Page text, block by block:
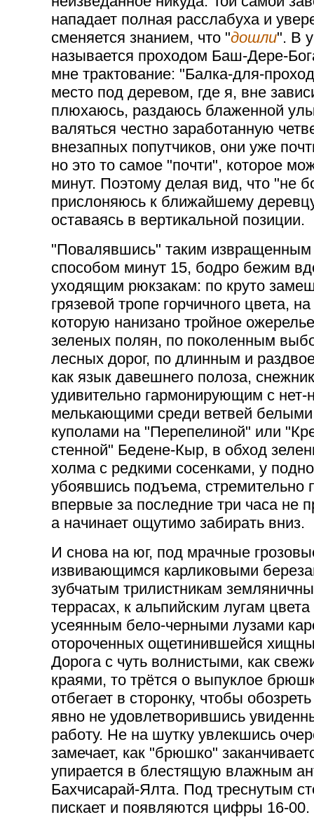
нападает полная расслабуха и
сменяется знанием, что "дошли". В
называется проходом Баш-Дере-
мне трактование: "Балка-для-
место под деревом, где я, вне
плюхаюсь, раздаюсь блаженной
валяться честно заработанную
внезапных попутчиков, они уже
но это то самое "почти", которое
минут. Поэтому делая вид, что "не
прислоняюсь к ближайшему
оставаясь в вертикальной позиции.
"Повалявшись" таким извращенным
способом минут 15, бодро бежим
уходящим рюкзакам: по круто
грязевой тропе горчичного цвета, на
которую нанизано тройное
зеленых полян, по поколенным
лесных дорог, по длинным и
как язык давешнего полоза,
удивительно гармонирующим с нет-
мелькающими среди ветвей белыми
куполами на "Перепелиной" или
стенной" Бедене-Кыр, в обход
холма с редкими сосенками, у
убоявшись подъема, стремительно
впервые за последние три часа не
а начинает ощутимо забирать вниз.
И снова на юг, под мрачные
извивающимся карликовыми
зубчатым трилистникам
террасах, к альпийским лугам
усеянным бело-черными лузами
отороченных ощетинившейся
Дорога с чуть волнистыми, как
краями, то трётся о выпуклое
отбегает в сторонку, чтобы
явно не удовлетворившись
работу. Не на шутку увлекшись
замечает, как "брюшко"
упирается в блестящую влажным
Бахчисарай-Ялта. Под треснутым
пискает и появляются цифры 16-00.